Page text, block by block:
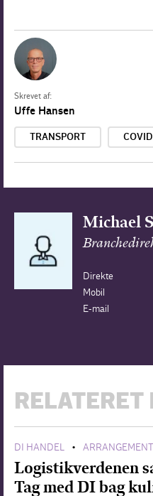
Skrevet af:
Uffe Hansen
TRANSPORT
Michael
Direkte
Mobil
E-mail
DI HANDEL •
Logistikverdenen
Tag med DI bag